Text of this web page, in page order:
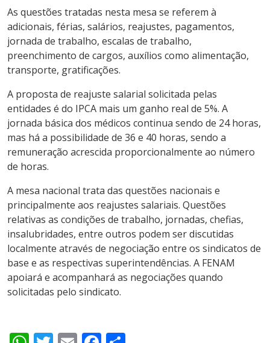
As questões tratadas nesta mesa se referem à
adicionais, férias, salários, reajustes, pagamentos,
jornada de trabalho, escalas de trabalho,
preenchimento de cargos, auxílios como alimentação,
transporte, gratificações.
A proposta de reajuste salarial solicitada pelas
entidades é do IPCA mais um ganho real de 5%. A
jornada básica dos médicos continua sendo de 24 horas,
mas há a possibilidade de 36 e 40 horas, sendo a
remuneração acrescida proporcionalmente ao número
de horas.
A mesa nacional trata das questões nacionais e
principalmente aos reajustes salariais. Questões
relativas as condições de trabalho, jornadas, chefias,
insalubridades, entre outros podem ser discutidas
localmente através de negociação entre os sindicatos de
base e as respectivas superintendências. A FENAM
apoiará e acompanhará as negociações quando
solicitadas pelo sindicato.